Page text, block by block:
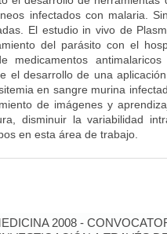
infectados con malaria.
El estudio in vivo de
del parásito con el
medicamentos
el desarrollo de una
en sangre murina
de imágenes y
disminuir la variabilidad
en esta área de trabajo.
2008 -